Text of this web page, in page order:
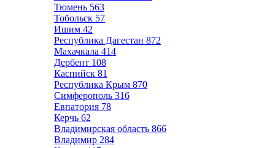
Тюмень 563
Тобольск 57
Ишим 42
Республика Дагестан 872
Махачкала 414
Дербент 108
Каспийск 81
Республика Крым 870
Симферополь 316
Евпатория 78
Керчь 62
Владимирская область 866
Владимир 284